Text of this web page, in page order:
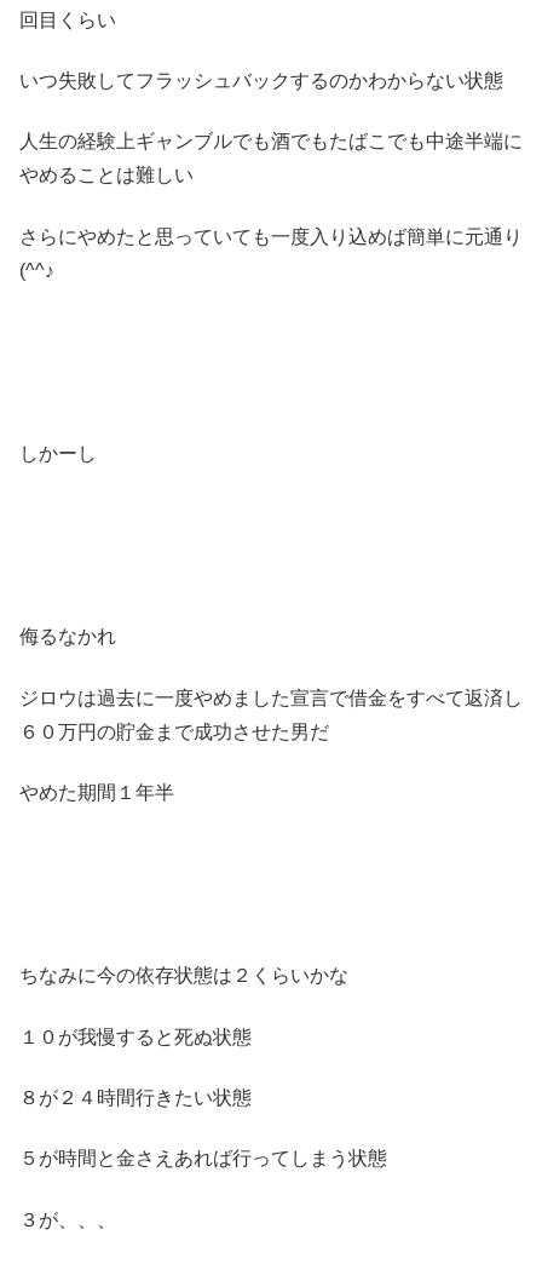
回目くらい
いつ失敗してフラッシュバックするのかわからない状態
人生の経験上ギャンブルでも酒でもたばこでも中途半端に
やめることは難しい
さらにやめたと思っていても一度入り込めば簡単に元通り
(^^♪
しかーし
侮るなかれ
ジロウは過去に一度やめました宣言で借金をすべて返済し
６０万円の貯金まで成功させた男だ
やめた期間１年半
ちなみに今の依存状態は２くらいかな
１０が我慢すると死ぬ状態
８が２４時間行きたい状態
５が時間と金さえあれば行ってしまう状態
３が、、、